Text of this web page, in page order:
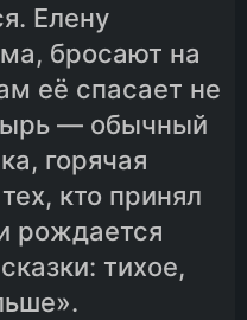
Елену
бросают на
её спасает не
— обычный
горячая
кто принял
рождается
тихое,